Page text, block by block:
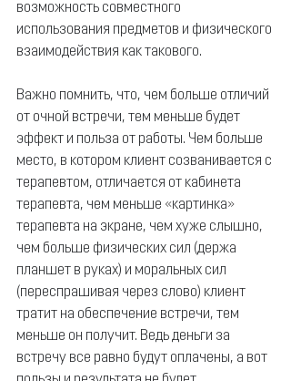
возможность совместного
использования предметов и физического
взаимодействия как такового.
Важно помнить, что, чем больше отличий
от очной встречи, тем меньше будет
эффект и польза от работы. Чем больше
место, в котором клиент созванивается с
терапевтом, отличается от кабинета
терапевта, чем меньше «картинка»
терапевта на экране, чем хуже слышно,
чем больше физических сил (держа
планшет в руках) и моральных сил
(переспрашивая через слово) клиент
тратит на обеспечение встречи, тем
меньше он получит. Ведь деньги за
встречу все равно будут оплачены, а вот